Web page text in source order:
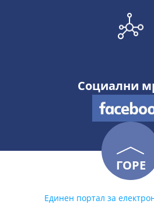
Социални
ГОРЕ
Единен портал за